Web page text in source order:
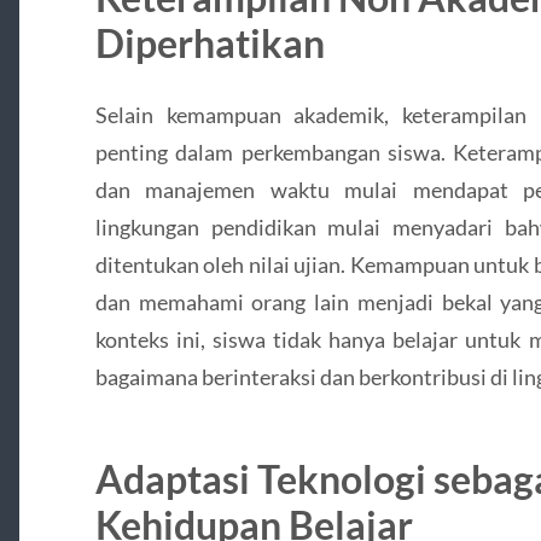
Diperhatikan
Selain kemampuan akademik,
penting dalam perkembangan siswa.
dan manajemen waktu mulai mendapat
lingkungan pendidikan mulai menyadari
ditentukan oleh nilai ujian. Kemampuan untuk
dan memahami orang lain menjadi bekal
konteks ini, siswa tidak hanya belajar untuk
bagaimana berinteraksi dan berkontribusi di
Adaptasi Teknologi
Kehidupan Belajar